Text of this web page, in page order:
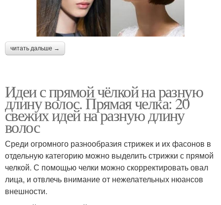
читать дальше →
Идеи с прямой чёлкой на разную
длину волос. Прямая челка: 20
свежих идей на разную длину
волос
Среди огромного разнообразия стрижек и их фасонов в
отдельную категорию можно выделить стрижки с прямой
челкой. С помощью челки можно скорректировать овал
лица, и отвлечь внимание от нежелательных нюансов
внешности.